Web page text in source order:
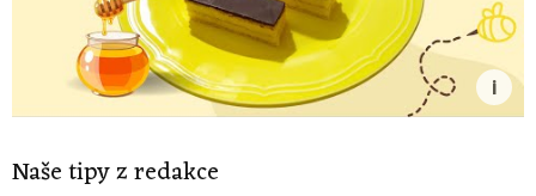
Naše tipy z redakce